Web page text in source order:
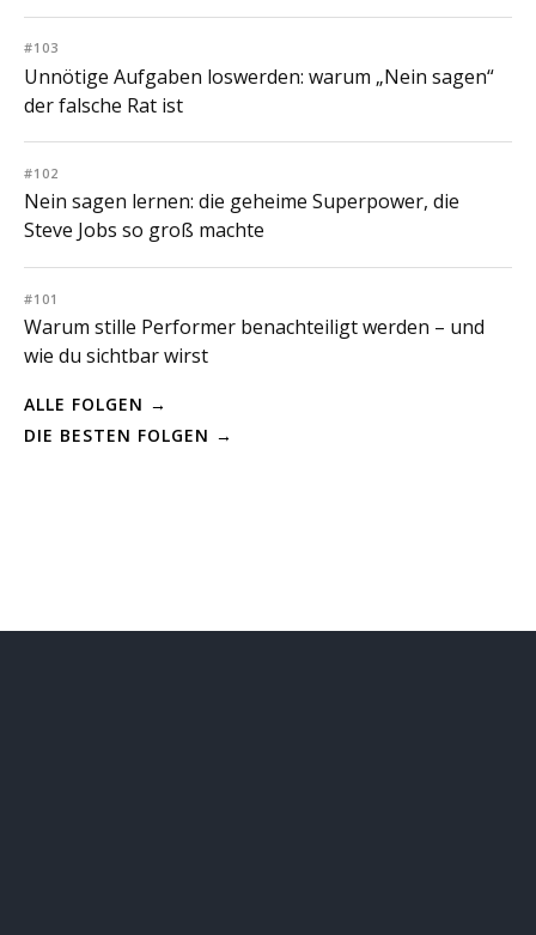
#103
Unnötige Aufgaben loswerden: warum „Nein sagen“
der falsche Rat ist
#102
Nein sagen lernen: die geheime Superpower, die
Steve Jobs so groß machte
#101
Warum stille Performer benachteiligt werden – und
wie du sichtbar wirst
ALLE FOLGEN →
DIE BESTEN FOLGEN →